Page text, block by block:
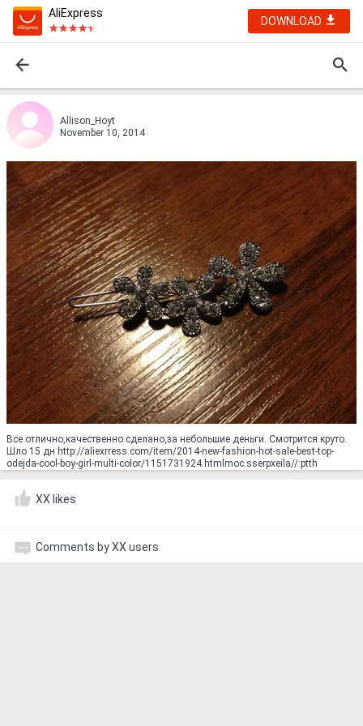
AliExpress
DOWNLOAD
Allison_Hoyt
November 10, 2014
Все отлично,качественно сделано,за небольшие деньги. Смотрится круто.
Шло 15 дн http://aliexrress.com/item/2014-new-fashion-hot-sale-best-top-
odejda-cool-boy-girl-multi-color/1151731924.html‮http://aliexpress.com
XX likes
Comments by XX users